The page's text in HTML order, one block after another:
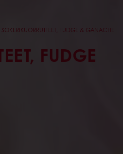
SOKERIKUORRUTTEET, FUDGE & GANACHE
FUDGE